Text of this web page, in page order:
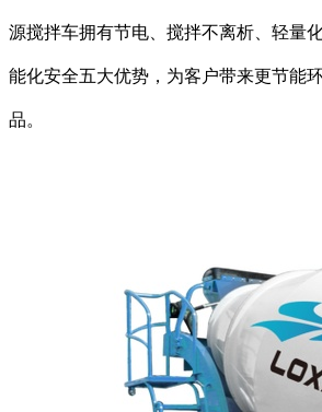
源搅拌车拥有节电、搅拌不离析、轻量
能化安全五大优势，为客户带来更节能
品。